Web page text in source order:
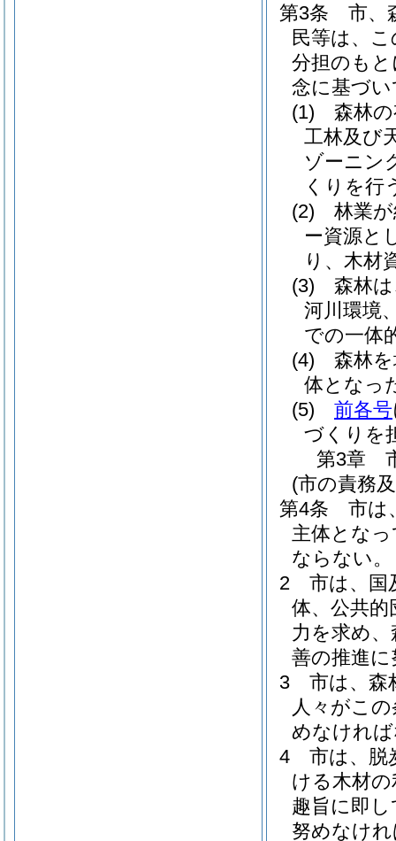
第3条
市、
民等は、
分担のも
念に基づ
(1)
森林
工林及び
ゾーニン
くりを行
(2)
林業
ー資源と
り、木材
(3)
森林
河川環境
での一体
(4)
森林
体となっ
(5)
前各号
づくりを
第3章
(市の責務
第4条
市は
主体とな
ならない。
2
市は、国
体、公共的
力を求め
善の推進
3
市は、森
人々がこ
めなけれ
4
市は、脱
ける木材
趣旨に即
努めなけ